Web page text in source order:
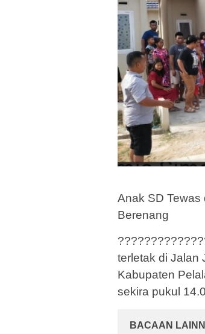
Anak SD
Berenang
terletak di Jalan
Kabupaten
sekira pukul
BACAAN